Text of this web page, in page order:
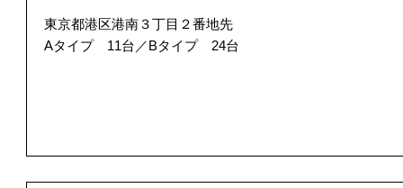
東京都港区港南３丁目２番地先
Aタイプ 11台／Bタイプ 24台